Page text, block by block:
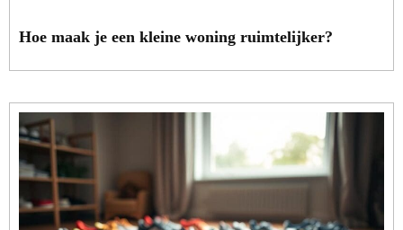
Hoe maak je een kleine woning ruimtelijker?